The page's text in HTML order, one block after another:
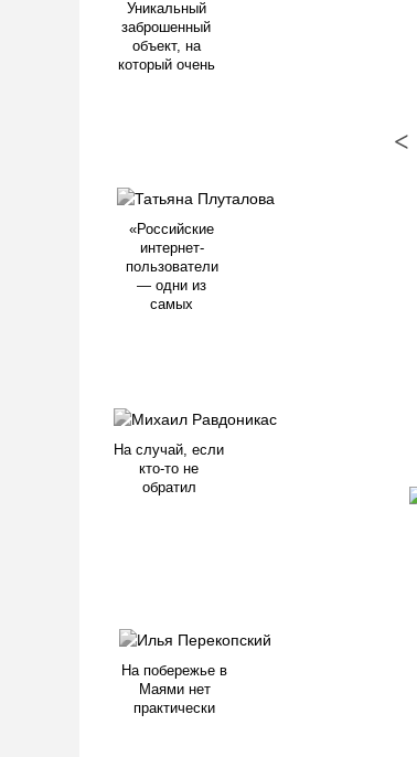
<
Уникальный
заброшенный
объект, на
который очень
«Российские
интернет-
пользователи
— одни из
самых
На случай, если
кто-то не
обратил
На побережье в
Маями нет
практически